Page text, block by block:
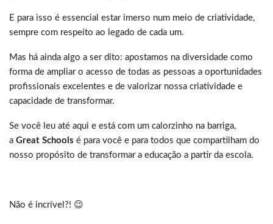
E para isso é essencial estar imerso num meio de criatividade,
sempre com respeito ao legado de cada um.
Mas há ainda algo a ser dito: apostamos na diversidade como
forma de ampliar o acesso de todas as pessoas a oportunidades
profissionais excelentes e de valorizar nossa criatividade e
capacidade de transformar.
Se você leu até aqui e está com um calorzinho na barriga,
a Great Schools é para você e para todos que compartilham do
nosso propósito de transformar a educação a partir da escola.
Não é incrível?! 😉